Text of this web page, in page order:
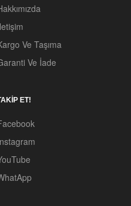
Ve Taşıma
Ve İade
ET!